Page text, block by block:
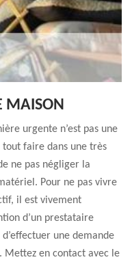
MAISON
urgente n’est pas une
faire dans une très
ne pas négliger la
Pour ne pas vivre
il est vivement
d’un prestataire
une demande
Mettez en contact avec le